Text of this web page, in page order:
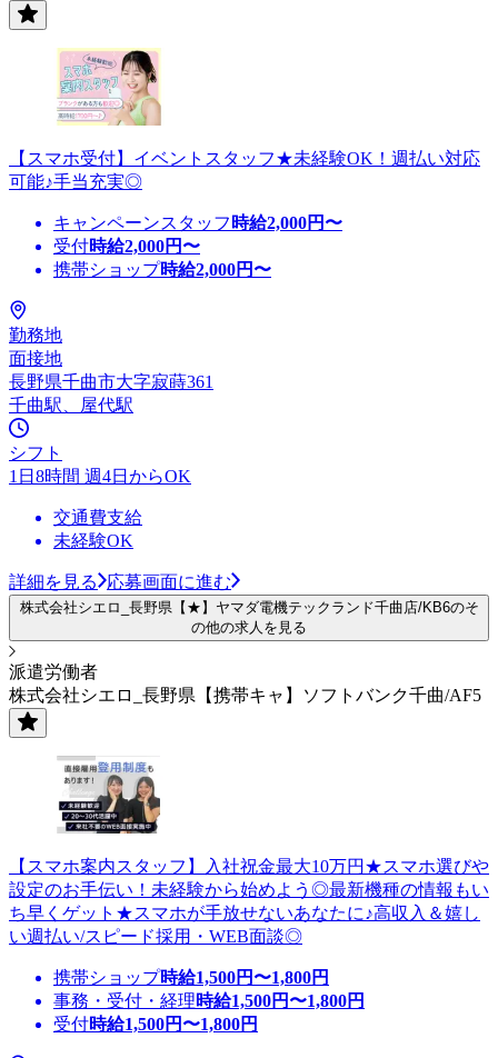
【スマホ受付】イベントスタッフ★未経験OK！週払い対応
可能♪手当充実◎
キャンペーンスタッフ 時給2,000円〜
受付時給2,000円〜
携帯ショップ時給2,000円〜
勤務地
面接地
長野県千曲市大字寂蒔361
千曲駅、屋代駅
シフト
1日8時間 週4日からOK
交通費支給
未経験OK
詳細を見る 応募画面に進む
株式会社シエロ_長野県【★】ヤマダ電機テックランド千曲店/KB6のそ
の他の求人を見る
派遣労働者
株式会社シエロ_長野県【携帯キャ】ソフトバンク千曲/AF5
【スマホ案内スタッフ】入社祝金最大10万円★スマホ選びや
設定のお手伝い！未経験から始めよう◎最新機種の情報もい
ち早くゲット★スマホが手放せないあなたに♪高収入＆嬉し
い週払い/スピード採用・WEB面談◎
携帯ショップ時給1,500円〜1,800円
事務・受付・経理時給1,500円〜1,800円
受付時給1,500円〜1,800円